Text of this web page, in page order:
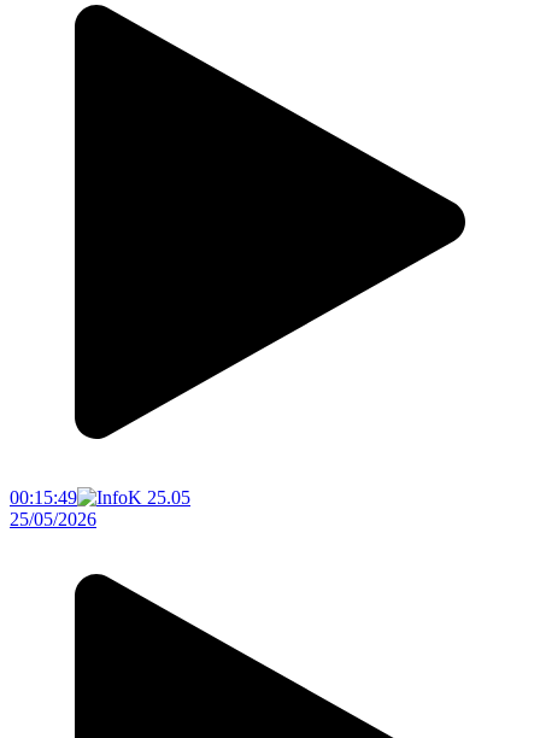
00:15:49
25/05/2026